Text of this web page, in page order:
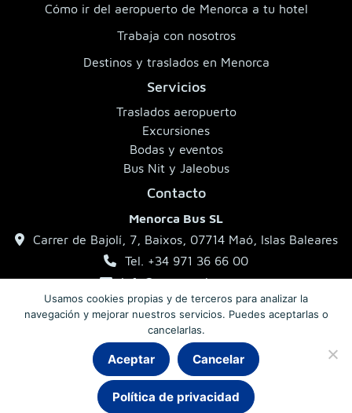
Cómo ir del aeropuerto de Menorca a tu hotel
Trabaja con nosotros
Destinos y traslados en Menorca
Servicios
Traslados aeropuerto
Excursiones
Bodas y eventos
Bus Nit y Jaleobus
Contacto
Menorca Bus SL
Carrer de Bajolí, 7, Baixos, 07714 Maó, Islas Baleares
Tel. +34 971 36 66 00
info@menorcabus.com
Aviso legal Política de privacidadCondiciones generales
© 2026 MenorcaBus · Autocares de Menorca
Usamos cookies propias y de terceros para analizar la
navegación y mejorar nuestros servicios. Puedes aceptarlas o
cancelarlas.
Aceptar Cancelar
Política de privacidad